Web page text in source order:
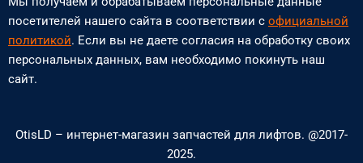
o
n
e
l
v
e
l
e
посетителей нашего сайта в соответствии с официальной
политикой. Если вы не даете согласия на обработку своих
персональных данных, вам необходимо покинуть наш
сайт.
OtisLD – интернет-магазин запчастей для лифтов. @2017-
2025.